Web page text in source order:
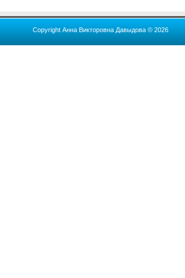
Copyright Анна Викторовна Давыдова © 2026